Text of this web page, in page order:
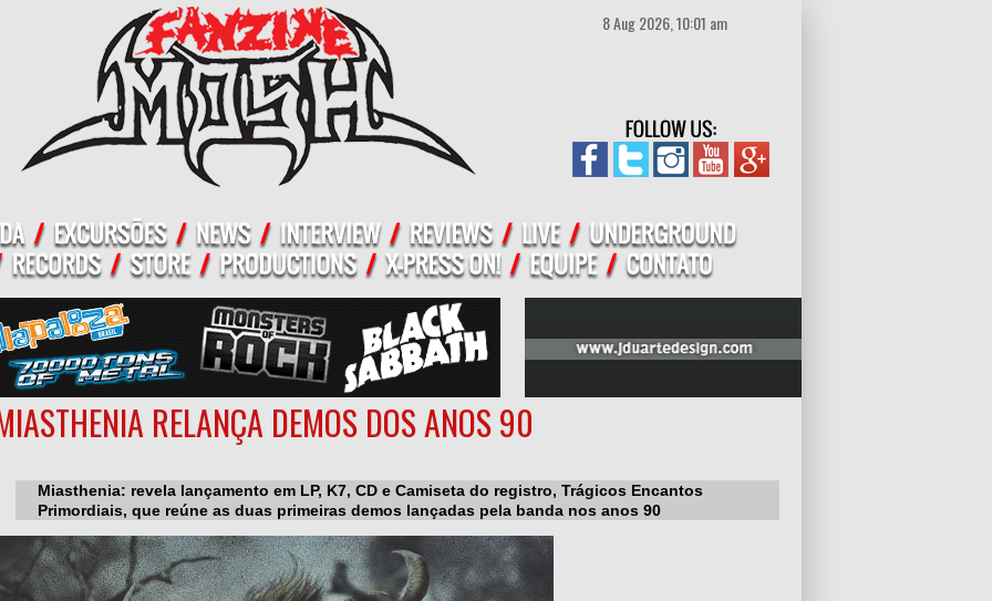
8 Aug 2026, 10:01 am
RELANÇA DEMOS DOS ANOS 90
Miasthenia: revela lançamento em LP, K7, CD e Camiseta do registro, Trágicos Encantos
Primordiais, que reúne as duas primeiras demos lançadas pela banda nos anos 90